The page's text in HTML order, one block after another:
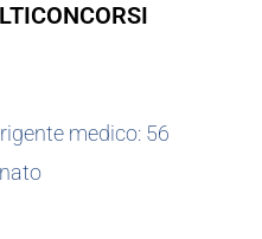
medico: 56